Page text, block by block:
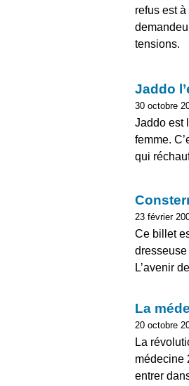
refus est
tensions.
Jaddo
30 octobre
Jaddo est
femme.
qui
23 février
Ce billet
dresseuse
L’avenir
La
20 octobre
La
médecine
entrer